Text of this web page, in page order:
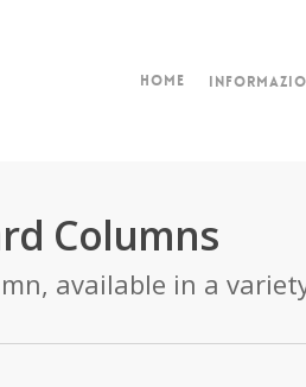
Home
Columns
available in a